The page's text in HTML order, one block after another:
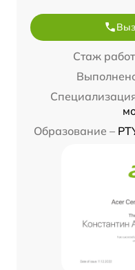
Стаж
Образование –